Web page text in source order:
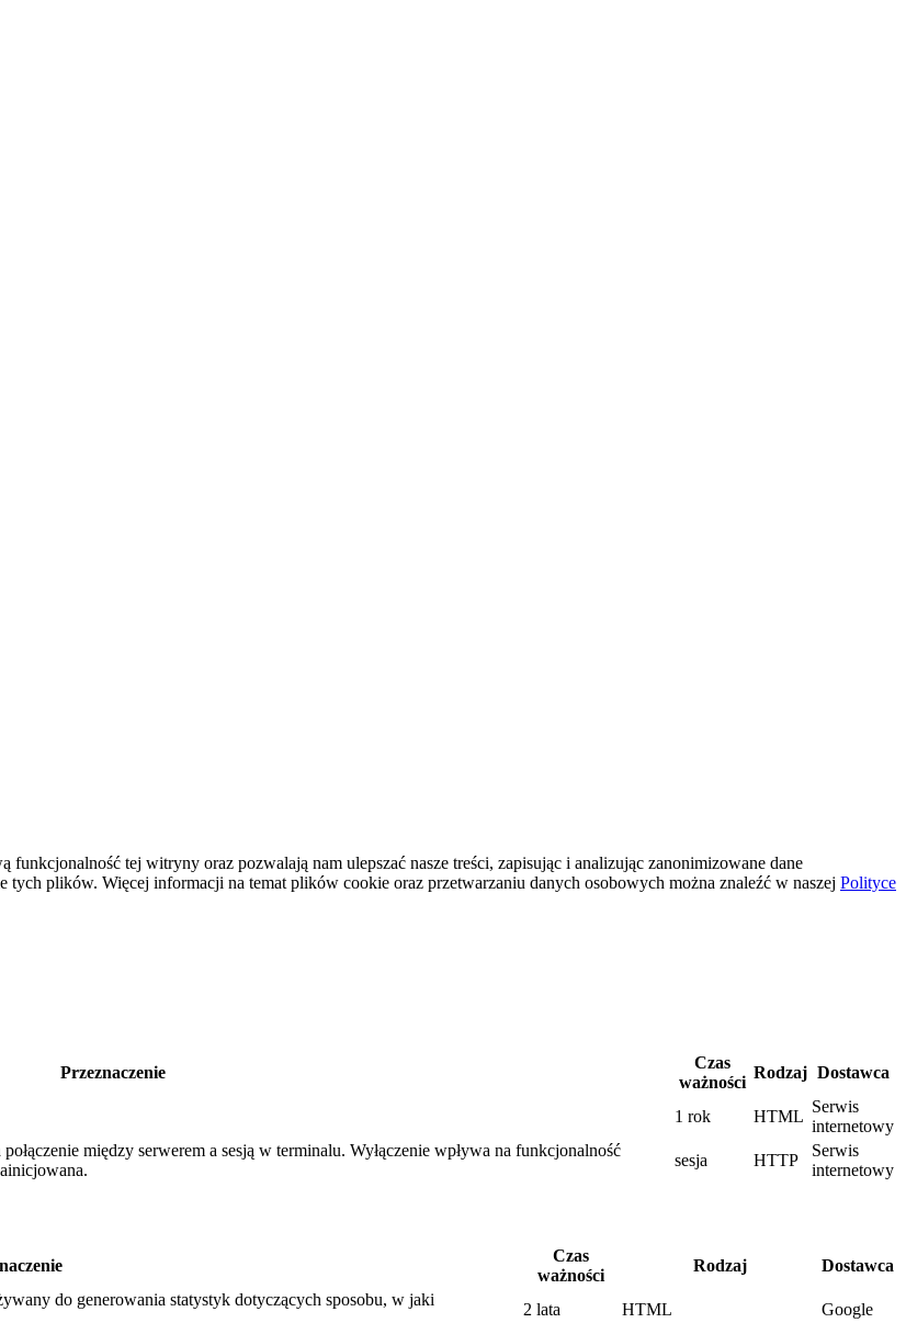
tej witryny oraz pozwalają nam ulepszać nasze treści, zapisując i analizując zanonimizowane dane
plików. Więcej informacji na temat plików cookie oraz przetwarzaniu danych osobowych można znaleźć w naszej Polityce
Przeznaczenie
Czas
ważności
Rodzaj Dostawca
1 rok HTML
Serwis
internetowy
między serwerem a sesją w terminalu. Wyłączenie wpływa na funkcjonalność
sesja HTTP
Serwis
internetowy
Czas
ważności
Rodzaj Dostawca
do generowania statystyk dotyczących sposobu, w jaki
2 lata HTML Google